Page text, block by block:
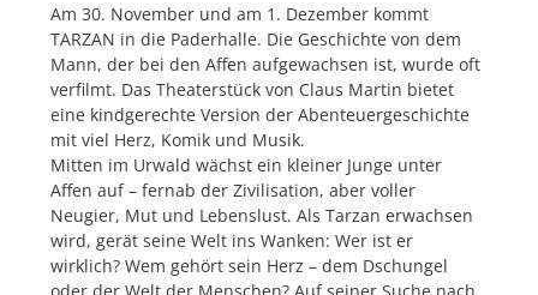
Am 30. November und am 1. Dezember kommt
TARZAN in die Paderhalle. Die Geschichte von dem
Mann, der bei den Affen aufgewachsen ist, wurde oft
verfilmt. Das Theaterstück von Claus Martin bietet
eine kindgerechte Version der Abenteuergeschichte
mit viel Herz, Komik und Musik.
Mitten im Urwald wächst ein kleiner Junge unter
Affen auf – fernab der Zivilisation, aber voller
Neugier, Mut und Lebenslust. Als Tarzan erwachsen
wird, gerät seine Welt ins Wanken: Wer ist er
wirklich? Wem gehört sein Herz – dem Dschungel